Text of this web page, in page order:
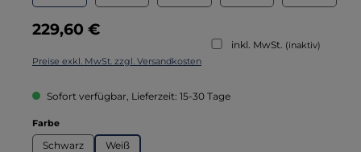
Regulärer Preis:
229,60 €
inkl. MwSt. (inaktiv)
Preise exkl. MwSt. zzgl. Versandkosten
Sofort verfügbar, Lieferzeit: 15-30 Tage
Farbeauswählen
Schwarz Weiß